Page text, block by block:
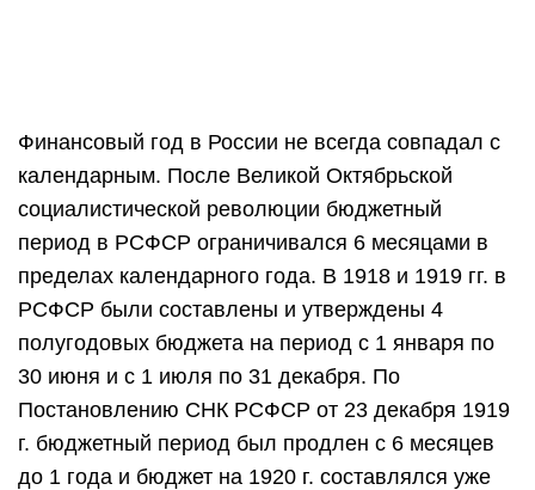
Финансовый год в России не всегда совпадал с
календарным. После Великой Октябрьской
социалистической революции бюджетный
период в РСФСР ограничивался 6 месяцами в
пределах календарного года. В 1918 и 1919 гг. в
РСФСР были составлены и утверждены 4
полугодовых бюджета на период с 1 января по
30 июня и с 1 июля по 31 декабря. По
Постановлению СНК РСФСР от 23 декабря 1919
г. бюджетный период был продлен с 6 месяцев
до 1 года и бюджет на 1920 г. составлялся уже